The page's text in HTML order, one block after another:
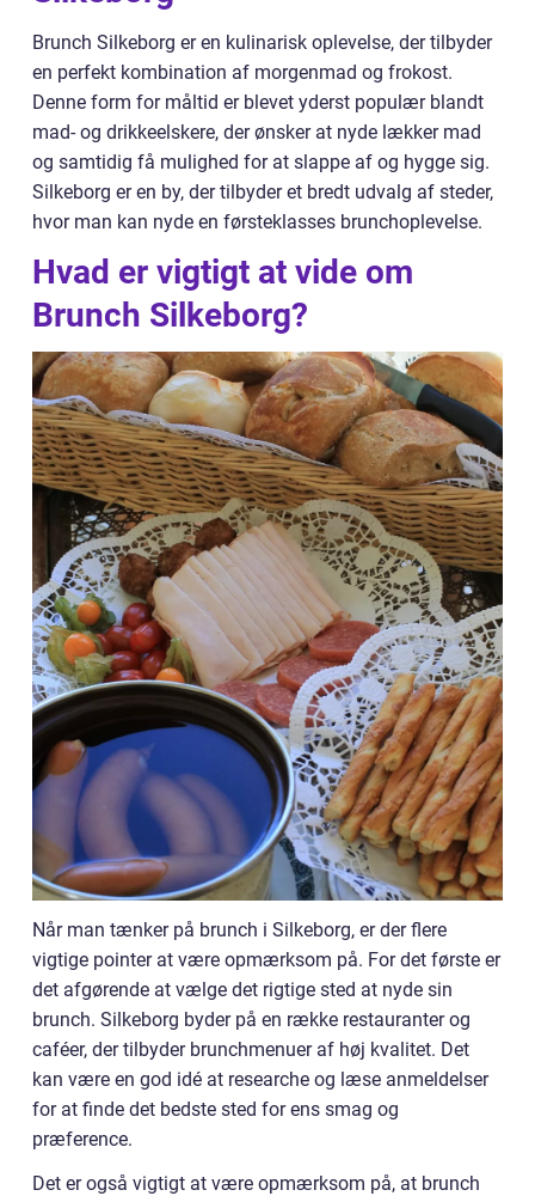
Brunch Silkeborg er en kulinarisk oplevelse, der tilbyder
en perfekt kombination af morgenmad og frokost.
Denne form for måltid er blevet yderst populær blandt
mad- og drikkeelskere, der ønsker at nyde lækker mad
og samtidig få mulighed for at slappe af og hygge sig.
Silkeborg er en by, der tilbyder et bredt udvalg af steder,
hvor man kan nyde en førsteklasses brunchoplevelse.
Hvad er vigtigt at vide om
Brunch Silkeborg?
Når man tænker på brunch i Silkeborg, er der flere
vigtige pointer at være opmærksom på. For det første er
det afgørende at vælge det rigtige sted at nyde sin
brunch. Silkeborg byder på en række restauranter og
caféer, der tilbyder brunchmenuer af høj kvalitet. Det
kan være en god idé at researche og læse anmeldelser
for at finde det bedste sted for ens smag og
præference.
Det er også vigtigt at være opmærksom på, at brunch